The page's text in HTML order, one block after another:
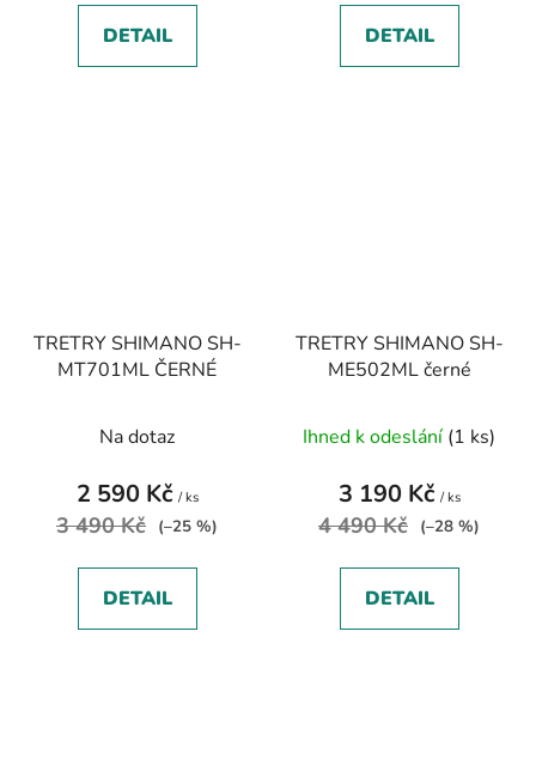
DETAIL DETAIL
TRETRY SHIMANO SH-
MT701ML ČERNÉ
Na dotaz
2 590 Kč / ks
3 490 Kč (–25 %)
DETAIL
TRETRY SHIMANO SH-
ME502ML černé
Ihned k odeslání (1 ks)
3 190 Kč / ks
4 490 Kč (–28 %)
DETAIL